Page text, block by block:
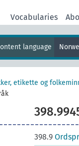
Vocabularies
language
etikette og
398.9